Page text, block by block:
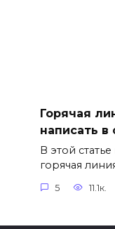
Горячая
написать
В этой
горячая
5 11.1к.